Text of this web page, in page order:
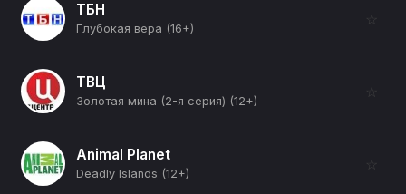
ТБН
Глубокая вера (16+)
☆
ТВЦ
Золотая мина (2-я серия) (12+)
☆
Animal Planet
Deadly Islands (12+)
☆